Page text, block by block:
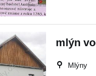
mlýn
Mlýny